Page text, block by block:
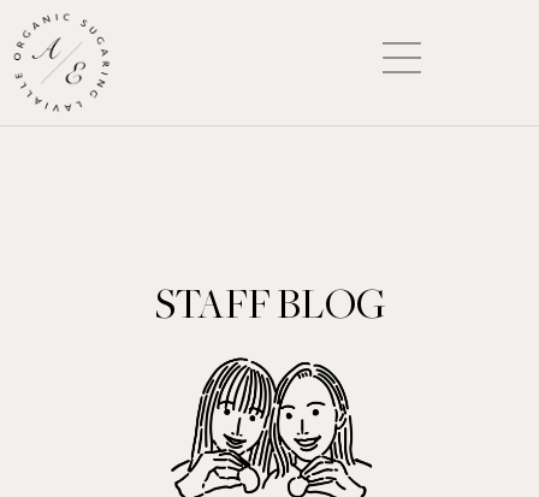
STAFF BLOG